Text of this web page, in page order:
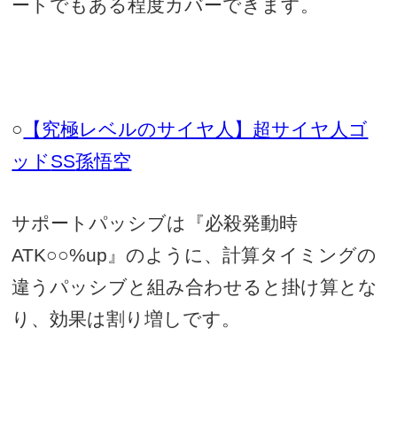
ートでもある程度カバーできます。
○
【究極レベルのサイヤ人】超サイヤ人ゴ
ッドSS孫悟空
サポートパッシブは『必殺発動時
ATK○○%up』のように、計算タイミングの
違うパッシブと組み合わせると掛け算とな
り、効果は割り増しです。